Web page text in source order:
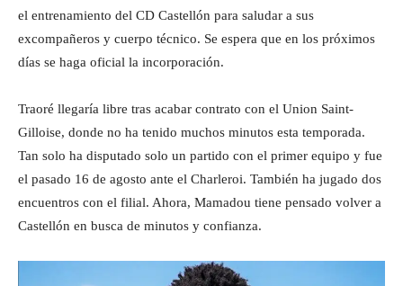
el entrenamiento del CD Castellón para saludar a sus
excompañeros y cuerpo técnico. Se espera que en los próximos
días se haga oficial la incorporación.
Traoré llegaría libre tras acabar contrato con el Union Saint-
Gilloise, donde no ha tenido muchos minutos esta temporada.
Tan solo ha disputado solo un partido con el primer equipo y fue
el pasado 16 de agosto ante el Charleroi. También ha jugado dos
encuentros con el filial. Ahora, Mamadou tiene pensado volver a
Castellón en busca de minutos y confianza.